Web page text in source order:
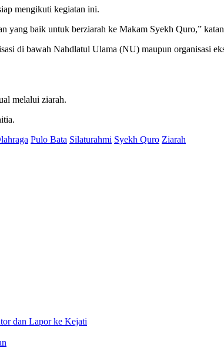
mengikuti kegiatan ini.
yang baik untuk berziarah ke Makam Syekh Quro,”
di bawah Nahdlatul Ulama (NU) maupun organisasi
melalui ziarah.
Pulo Bata Silaturahmi Syekh Quro Ziarah
dan Lapor ke Kejati